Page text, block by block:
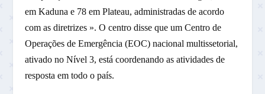
em Kaduna e 78 em Plateau, administradas de acordo
com as diretrizes ». O centro disse que um Centro de
Operações de Emergência (EOC) nacional multissetorial,
ativado no Nível 3, está coordenando as atividades de
resposta em todo o país.